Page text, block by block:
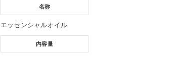
名称
エッセンシャルオイル
内容量